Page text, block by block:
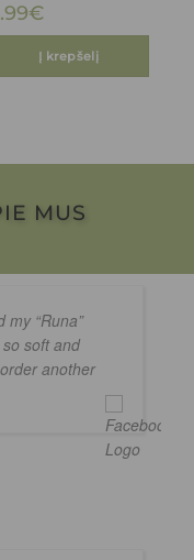
€
Į krepšelį
MUS
my “Runa”
soft and
another